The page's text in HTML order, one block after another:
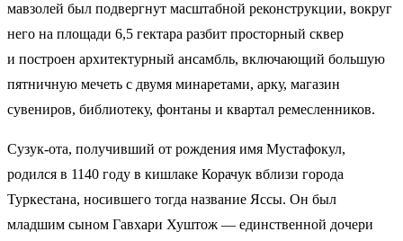
мавзолей был подвергнут масштабной реконструкции, вокруг
него на площади 6,5 гектара разбит просторный сквер
и построен архитектурный ансамбль, включающий большую
пятничную мечеть с двумя минаретами, арку, магазин
сувениров, библиотеку, фонтаны и квартал ремесленников.
Сузук-ота, получивший от рождения имя Мустафокул,
родился в 1140 году в кишлаке Корачук вблизи города
Туркестана, носившего тогда название Яссы. Он был
младшим сыном Гавхари Хуштож — единственной дочери